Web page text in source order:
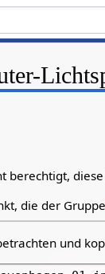
berechtigt,
die der
und